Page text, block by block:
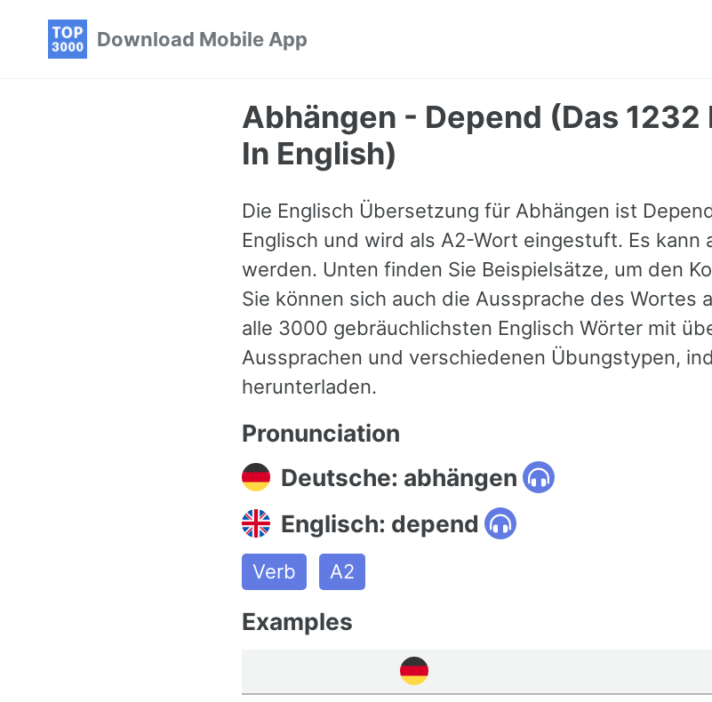
Download Mobile App
Abhängen - Depend (Das
In English)
Die Englisch Übersetzung für Abhängen ist
Englisch und wird als A2-Wort eingestuft. Es kann
werden. Unten finden Sie Beispielsätze, um den
Sie können sich auch die Aussprache des Wortes
alle 3000 gebräuchlichsten Englisch Wörter mit
Aussprachen und verschiedenen Übungstypen,
herunterladen.
Pronunciation
Deutsche: abhängen
Englisch: depend
Verb A2
Examples